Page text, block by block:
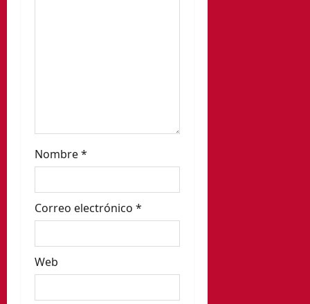
a
s
Nombre*
Correo electrónico *
Web